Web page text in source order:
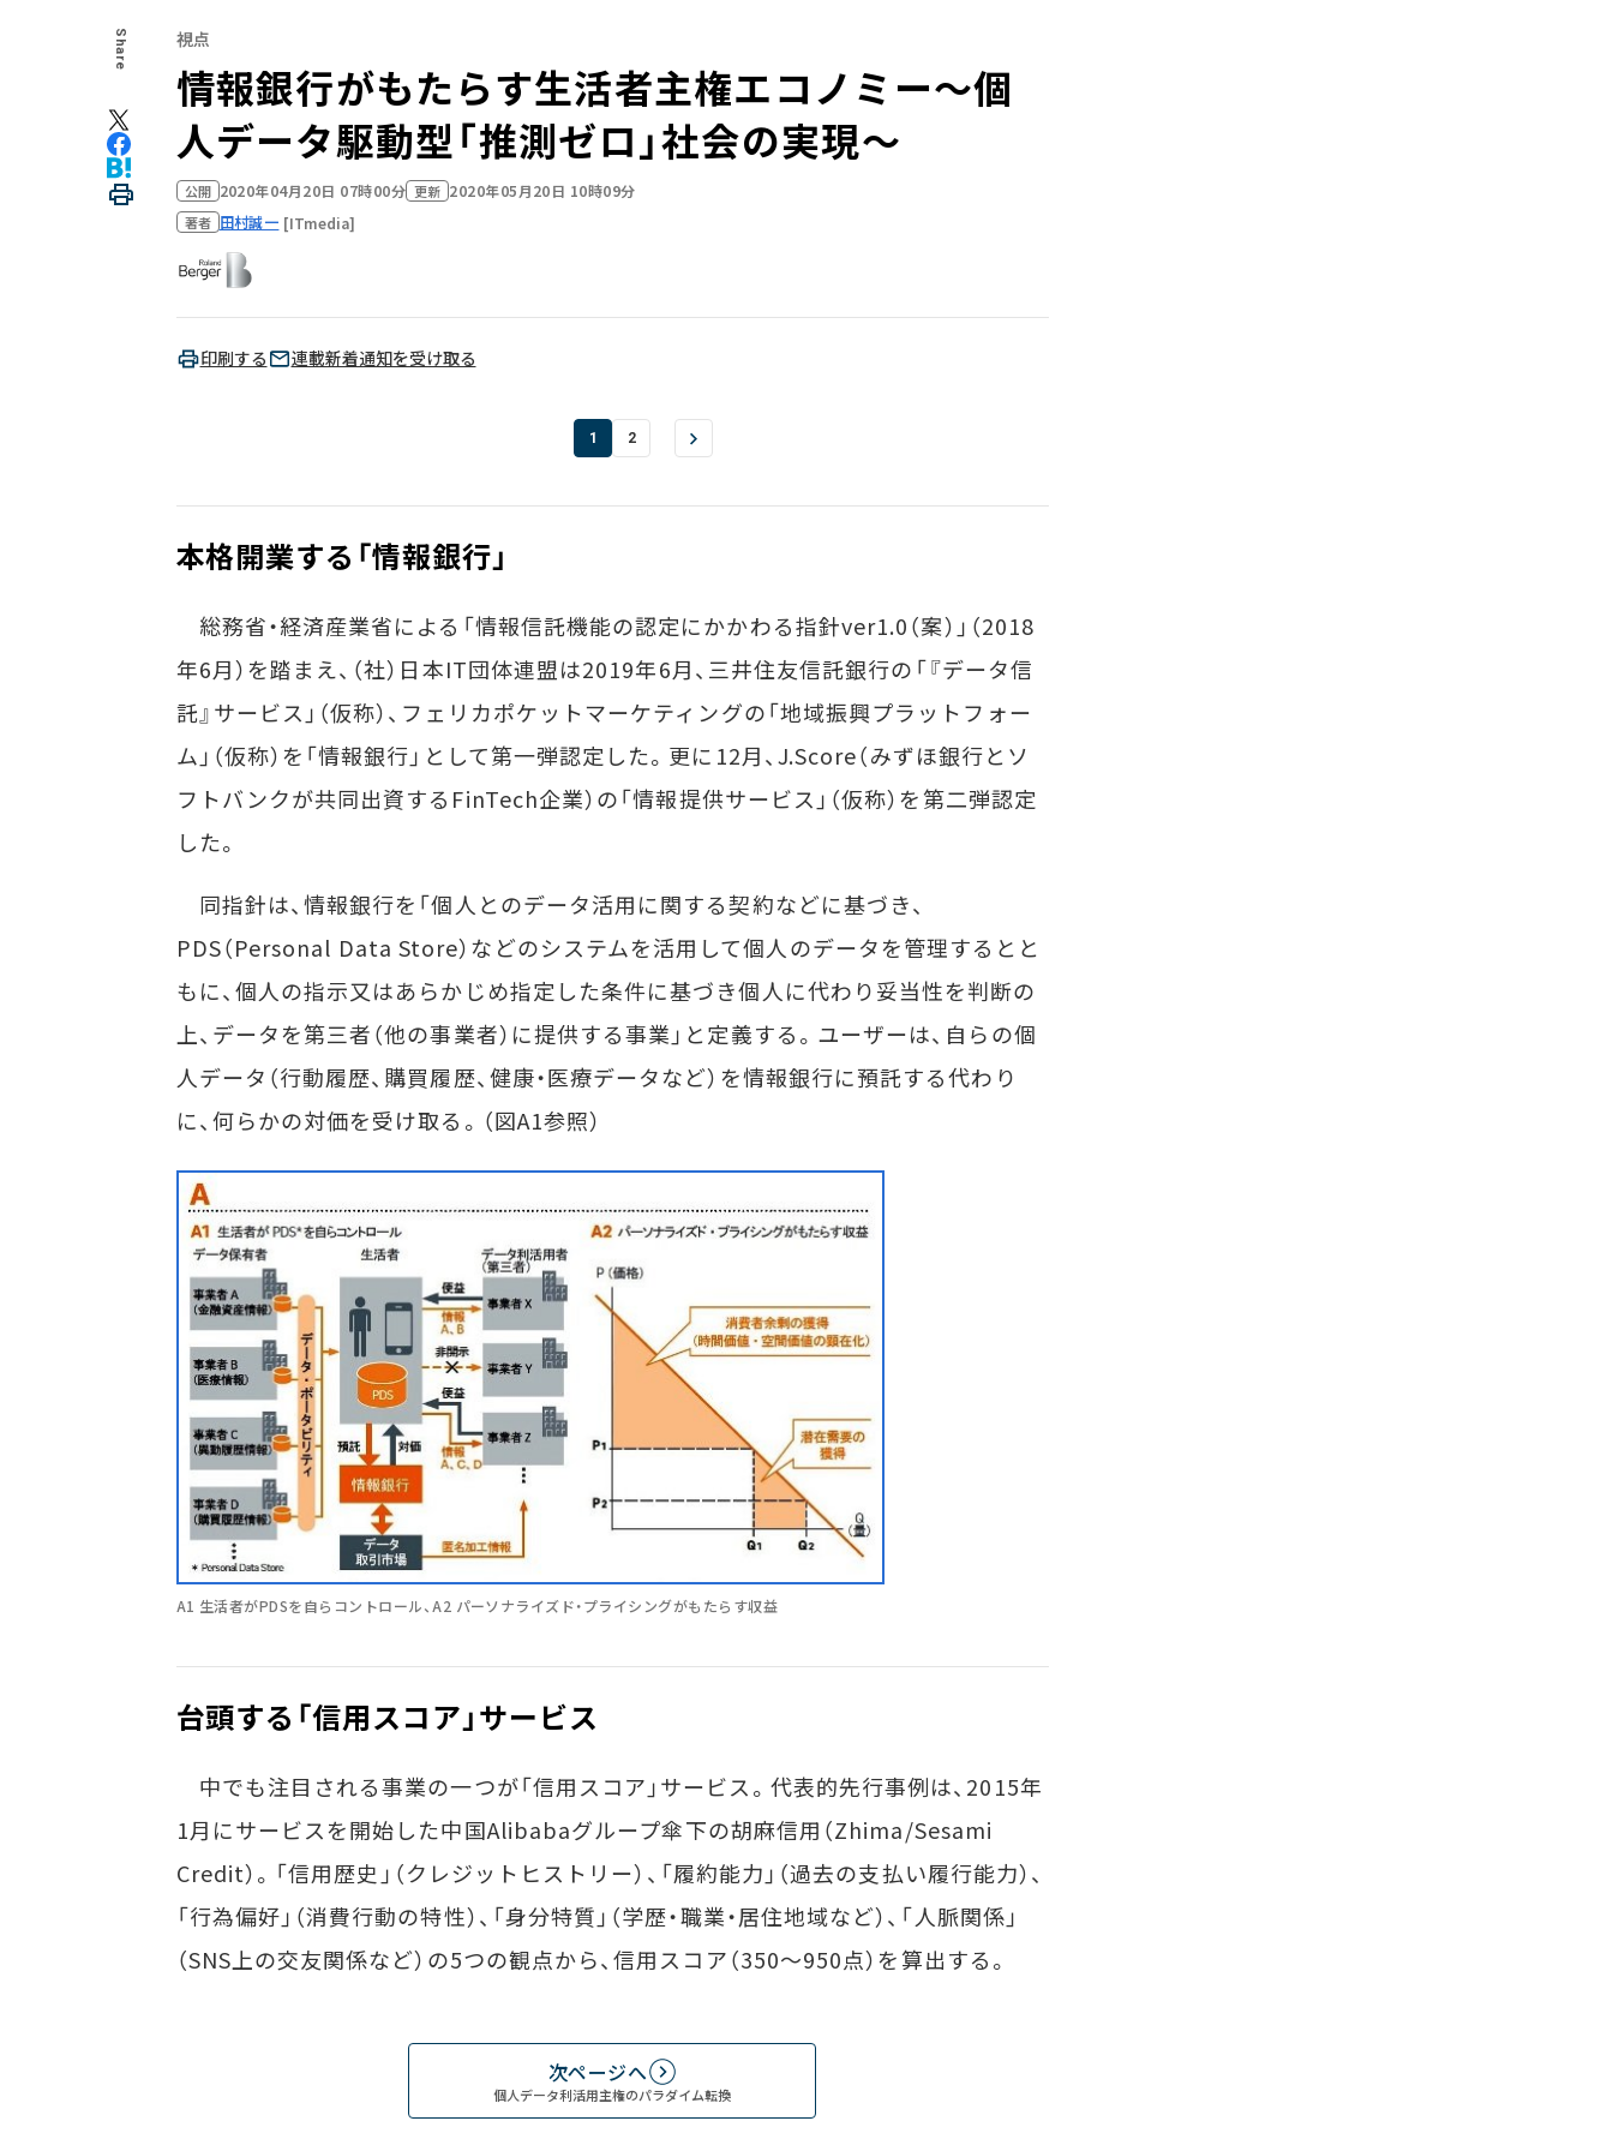
Share 視点
情報銀行がもたらす生活者主権エコノミー～個
人データ駆動型「推測ゼロ」社会の実現～
公開 2020年04月20日 07時00分 更新 2020年05月20日 10時09分
著者 田村誠一 [ITmedia]
印刷する 連載新着通知を受け取る
1 2
本格開業する「情報銀行」
総務省・経済産業省による「情報信託機能の認定にかかわる指針ver1.0（案）」（2018
年6月）を踏まえ、（社）日本IT団体連盟は2019年6月、三井住友信託銀行の「『データ信
託』サービス」（仮称）、フェリカポケットマーケティングの「地域振興プラットフォー
ム」（仮称）を「情報銀行」として第一弾認定した。更に12月、J.Score（みずほ銀行とソ
フトバンクが共同出資するFinTech企業）の「情報提供サービス」（仮称）を第二弾認定
した。
同指針は、情報銀行を「個人とのデータ活用に関する契約などに基づき、
PDS（Personal Data Store）などのシステムを活用して個人のデータを管理するとと
もに、個人の指示又はあらかじめ指定した条件に基づき個人に代わり妥当性を判断の
上、データを第三者（他の事業者）に提供する事業」と定義する。ユーザーは、自らの個
人データ（行動履歴、購買履歴、健康・医療データなど）を情報銀行に預託する代わり
に、何らかの対価を受け取る。（図A1参照）
A1 生活者がPDSを自らコントロール、A2 パーソナライズド・プライシングがもたらす収益
台頭する「信用スコア」サービス
中でも注目される事業の一つが「信用スコア」サービス。代表的先行事例は、2015年
1月にサービスを開始した中国Alibabaグループ傘下の胡麻信用（Zhima/Sesami
Credit）。「信用歴史」（クレジットヒストリー）、「履約能力」（過去の支払い履行能力）、
「行為偏好」（消費行動の特性）、「身分特質」（学歴・職業・居住地域など）、「人脈関係」
（SNS上の交友関係など）の5つの観点から、信用スコア（350～950点）を算出する。
次ページへ
個人データ利活用主権のパラダイム転換